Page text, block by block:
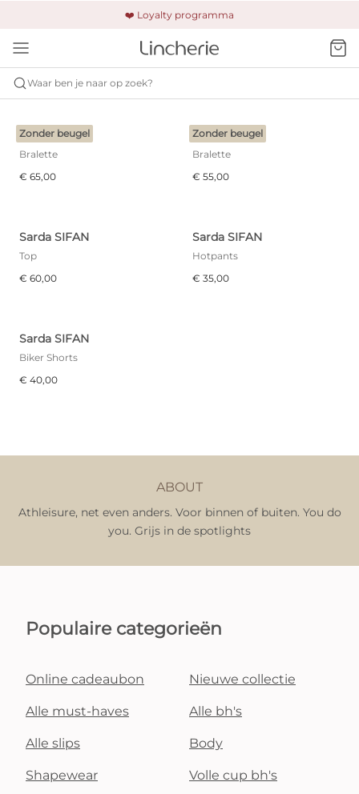
❤️ Loyalty programma
🚚 Gratis verzending & retour
🔒 Altijd veilig betalen
Waar ben je naar op zoek?
SIFAN
Zonder beugel
Sarda SIFAN
Bralette
€ 65,00
Zonder beugel
Sarda SIFAN
Bralette
€ 55,00
Sarda SIFAN
Top
€ 60,00
Sarda SIFAN
Hotpants
€ 35,00
Sarda SIFAN
Biker Shorts
€ 40,00
ABOUT
Athleisure, net even anders. Voor binnen of buiten. You do
you. Grijs in de spotlights
Populaire categorieën
Online cadeaubon Nieuwe collectie
Alle must-haves Alle bh's
Alle slips Body
Shapewear Volle cup bh's